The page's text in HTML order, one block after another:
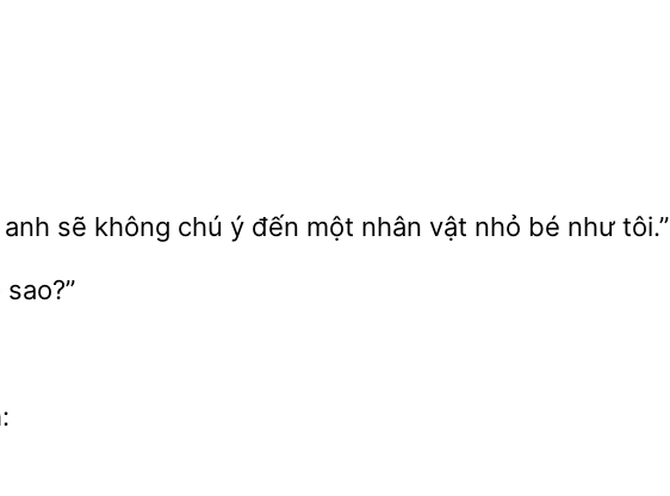
không chú ý đến một nhân vật nhỏ bé như tôi.”